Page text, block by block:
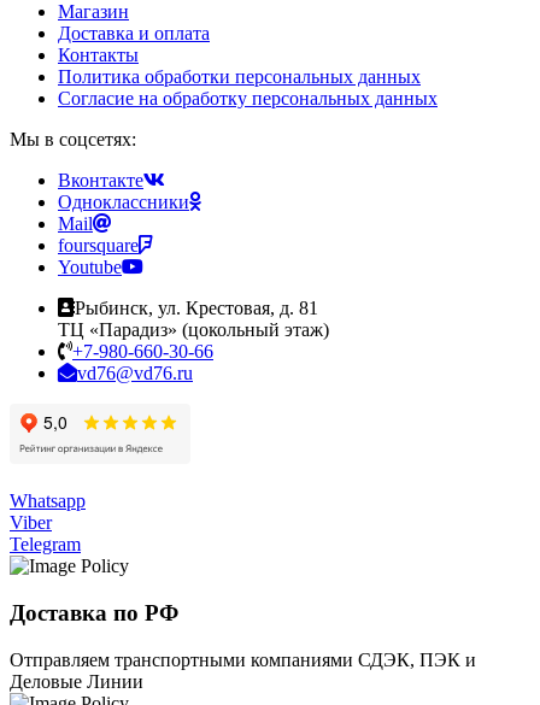
Магазин
Доставка и оплата
Контакты
Политика обработки персональных данных
Согласие на обработку персональных данных
Мы в соцсетях:
Вконтакте
Одноклассники
Mail
foursquare
Youtube
Рыбинск, ул. Крестовая, д. 81
ТЦ «Парадиз» (цокольный этаж)
+7-980-660-30-66
vd76@vd76.ru
Whatsapp
Viber
Telegram
Доставка по РФ
Отправляем транспортными компаниями СДЭК, ПЭК и
Деловые Линии